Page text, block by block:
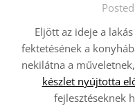
Eljött az ideje a
fektetésének a
nekilátna a
készlet nyújtotta
fejlesztéseknek